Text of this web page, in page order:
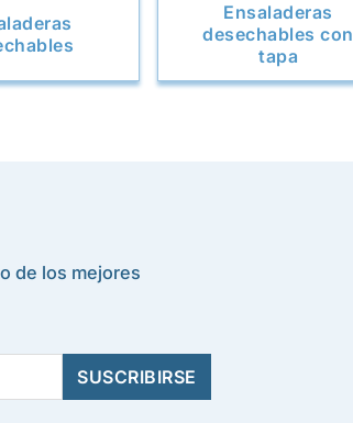
Ensaladeras
desechables con
tapa
de los mejores